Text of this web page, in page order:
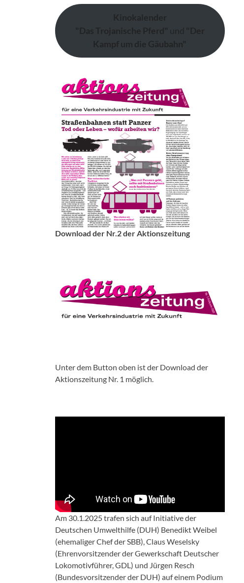
Kinokalender
"Das Trojanische Pferd" und "Der
Kampf um die Gäubahn"
Download der Nr.2 der Aktionszeitung
Unter dem Button oben ist der Download der
Aktionszeitung Nr. 1 möglich.
Am 30.1.2025 trafen sich auf Initiative der
Deutschen Umwelthilfe (DUH) Benedikt Weibel
(ehemaliger Chef der SBB), Claus Weselsky
(Ehrenvorsitzender der Gewerkschaft Deutscher
Lokomotivführer, GDL) und Jürgen Resch
(Bundesvorsitzender der DUH) auf einem Podium